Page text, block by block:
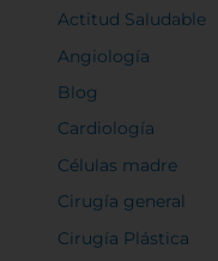
Actitud Saludable
Angiología
Blog
Cardiología
Células madre
Cirugía general
Cirugía Plástica